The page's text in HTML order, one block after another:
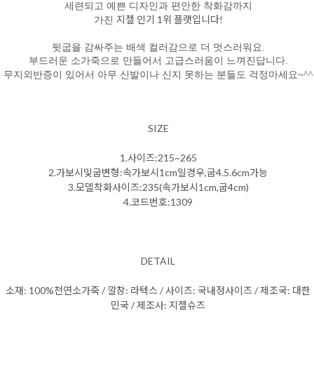
세련되고 예쁜 디자인과 편안한 착화감까지
가진 지젤 인기 1위 플랫입니다!
뒷굽을 감싸주는 배색 컬러감으로 더 멋스러워요.
부드러운 소가죽으로 만들어서 고급스러움이 느껴진답니다.
무지외반증이 있어서 아무 신발이나 신지 못하는 분들도 걱정마세요~^^
SIZE
1.사이즈:215~265
2.가보시및굽변형:속가보시1cm일경우,굽4.5.6cm가능
3.모델착화사이즈:235(속가보시1cm,굽4cm)
4.코드번호:1309
DETAIL
소재: 100%천연소가죽 / 깔창: 라텍스 / 사이즈: 국내정사이즈 / 제조국: 대한
민국 / 제조사: 지젤슈즈